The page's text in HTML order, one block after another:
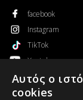
facebook
Instagram
TikTok
Youtube
Blog
Αυτός ο
cookies